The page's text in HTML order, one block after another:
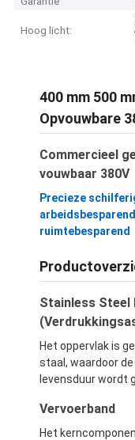
Hoog licht:
400 mm 500
Opvouwbare
Commercieel
vouwbaar 380V
Precieze
arbeidsbesparend
ruimtebesparend
Stainless Steel
Het oppervlak is
staal, waardoor
levensduur wordt
Vervoerband
Het